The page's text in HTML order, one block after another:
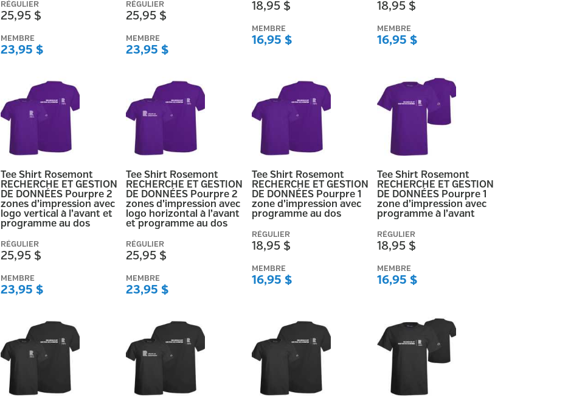
RÉGULIER
25,95 $
MEMBRE
23,95 $
RÉGULIER
25,95 $
MEMBRE
23,95 $
18,95 $
MEMBRE
16,95 $
18,95 $
MEMBRE
16,95 $
Tee Shirt Rosemont
RECHERCHE ET GESTION
DE DONNÉES Pourpre 2
zones d’impression avec
logo vertical à l’avant et
programme au dos
RÉGULIER
25,95 $
MEMBRE
23,95 $
Tee Shirt Rosemont
RECHERCHE ET GESTION
DE DONNÉES Pourpre 2
zones d’impression avec
logo horizontal à l’avant
et programme au dos
RÉGULIER
25,95 $
MEMBRE
23,95 $
Tee Shirt Rosemont
RECHERCHE ET GESTION
DE DONNÉES Pourpre 1
zone d’impression avec
programme au dos
RÉGULIER
18,95 $
MEMBRE
16,95 $
Tee Shirt Rosemont
RECHERCHE ET GESTION
DE DONNÉES Pourpre 1
zone d’impression avec
programme à l’avant
RÉGULIER
18,95 $
MEMBRE
16,95 $